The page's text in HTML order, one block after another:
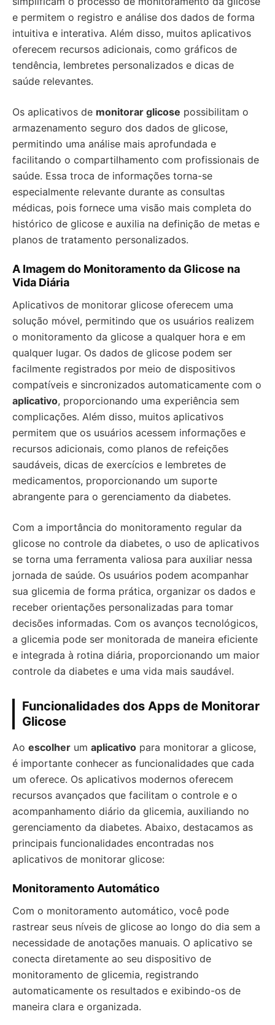
e permitem o registro e análise dos dados de forma
intuitiva e interativa. Além disso, muitos aplicativos
oferecem recursos adicionais, como gráficos de
tendência, lembretes personalizados e dicas de
saúde relevantes.
Os aplicativos de monitorar glicose possibilitam o
armazenamento seguro dos dados de glicose,
permitindo uma análise mais aprofundada e
facilitando o compartilhamento com profissionais de
saúde. Essa troca de informações torna-se
especialmente relevante durante as consultas
médicas, pois fornece uma visão mais completa do
histórico de glicose e auxilia na definição de metas e
planos de tratamento personalizados.
A Imagem do Monitoramento da Glicose na
Vida Diária
Aplicativos de monitorar glicose oferecem uma
solução móvel, permitindo que os usuários realizem
o monitoramento da glicose a qualquer hora e em
qualquer lugar. Os dados de glicose podem ser
facilmente registrados por meio de dispositivos
compatíveis e sincronizados automaticamente com o
aplicativo, proporcionando uma experiência sem
complicações. Além disso, muitos aplicativos
permitem que os usuários acessem informações e
recursos adicionais, como planos de refeições
saudáveis, dicas de exercícios e lembretes de
medicamentos, proporcionando um suporte
abrangente para o gerenciamento da diabetes.
Com a importância do monitoramento regular da
glicose no controle da diabetes, o uso de aplicativos
se torna uma ferramenta valiosa para auxiliar nessa
jornada de saúde. Os usuários podem acompanhar
sua glicemia de forma prática, organizar os dados e
receber orientações personalizadas para tomar
decisões informadas. Com os avanços tecnológicos,
a glicemia pode ser monitorada de maneira eficiente
e integrada à rotina diária, proporcionando um maior
controle da diabetes e uma vida mais saudável.
Funcionalidades dos Apps de Monitorar
Glicose
Ao escolher um aplicativo para monitorar a glicose,
é importante conhecer as funcionalidades que cada
um oferece. Os aplicativos modernos oferecem
recursos avançados que facilitam o controle e o
acompanhamento diário da glicemia, auxiliando no
gerenciamento da diabetes. Abaixo, destacamos as
principais funcionalidades encontradas nos
aplicativos de monitorar glicose:
Monitoramento Automático
Com o monitoramento automático, você pode
rastrear seus níveis de glicose ao longo do dia sem a
necessidade de anotações manuais. O aplicativo se
conecta diretamente ao seu dispositivo de
monitoramento de glicemia, registrando
automaticamente os resultados e exibindo-os de
maneira clara e organizada.